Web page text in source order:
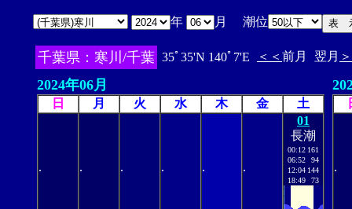
年 月 潮位
千葉県：寒川/千葉 35ﾟ35'N 140ﾟ7'E ＜＜ 前月 翌月
2024年06月
日 月 火 水 木 金 土
. . . . . .
01
長潮
00:12 161
06:52
94
12:04 144
18:49
73
.